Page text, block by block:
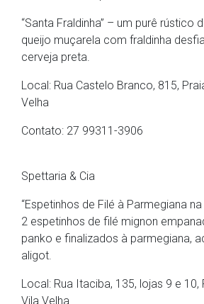
“Santa Fraldinha” – um purê rústico
queijo muçarela com fraldinha
cerveja preta.
Local: Rua Castelo Branco, 815,
Velha
Contato: 27 99311-3906
Spettaria & Cia
“Espetinhos de Filé à Parmegiana
2 espetinhos de filé mignon
panko e finalizados à parmegiana,
aligot.
Local: Rua Itaciba, 135, lojas 9 e 10,
Vila Velha